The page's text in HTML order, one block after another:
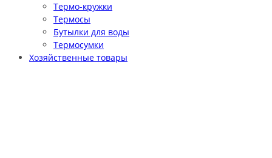
Термо-кружки
Термосы
Бутылки для воды
Термосумки
Хозяйственные товары